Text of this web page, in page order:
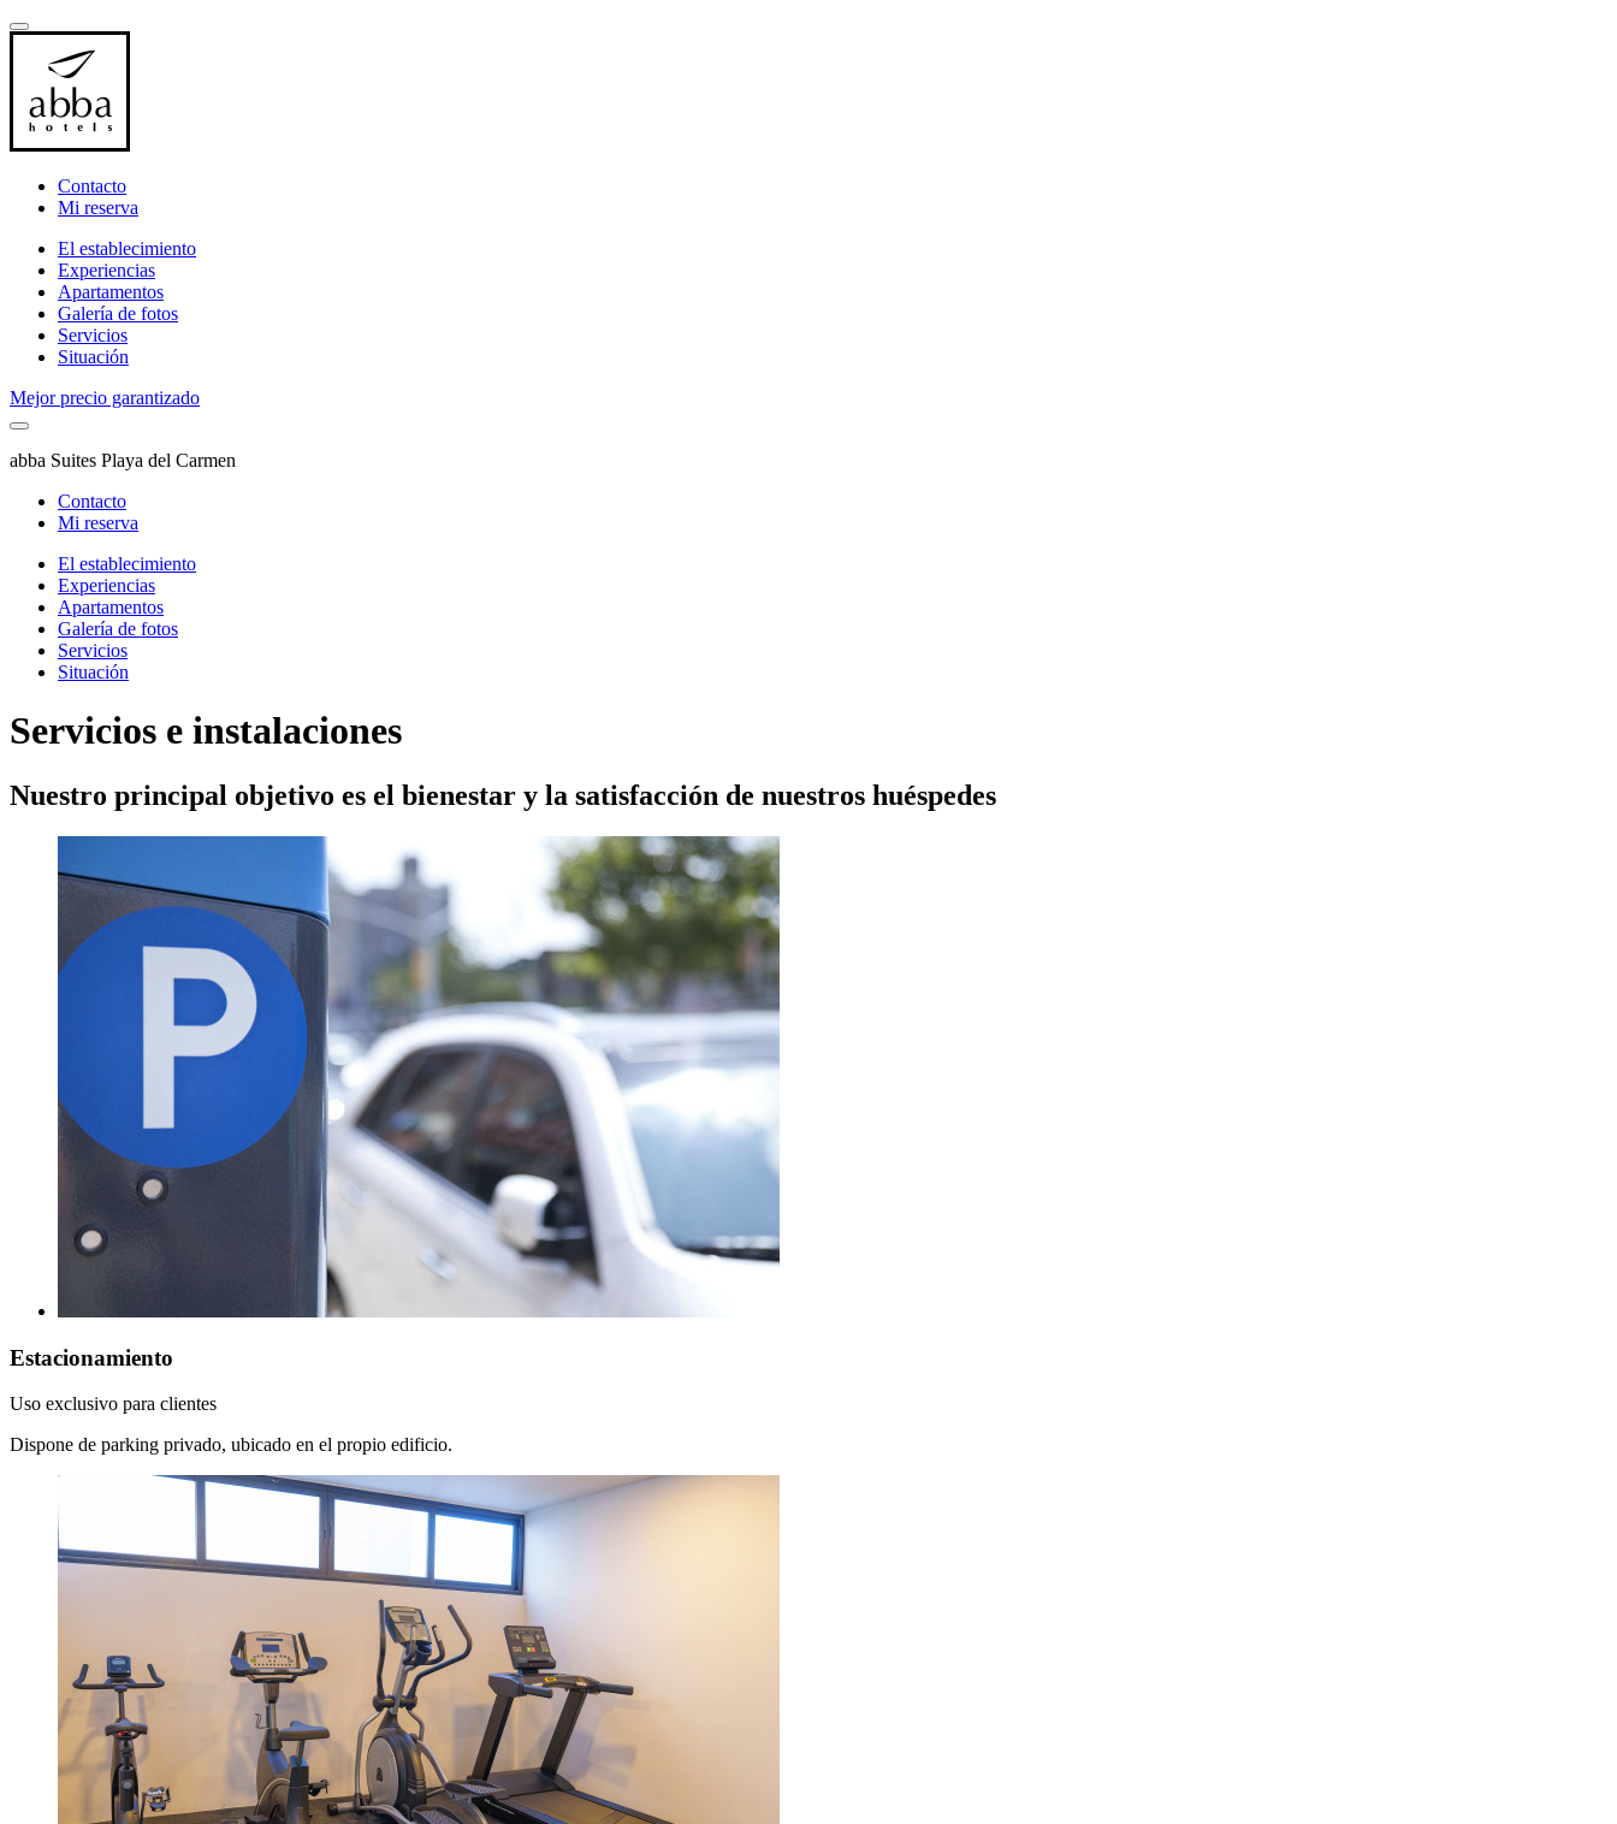
Contacto
Mi reserva
El establecimiento
Experiencias
Apartamentos
Galería de fotos
Servicios
Situación
Mejor precio garantizado
abba Suites Playa del Carmen
Contacto
Mi reserva
El establecimiento
Experiencias
Apartamentos
Galería de fotos
Servicios
Situación
Servicios e instalaciones
Nuestro principal objetivo es el bienestar y la satisfacción de nuestros huéspedes
Estacionamiento
Uso exclusivo para clientes
Dispone de parking privado, ubicado en el propio edificio.